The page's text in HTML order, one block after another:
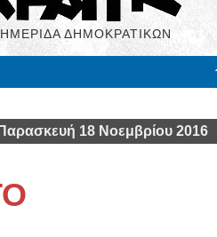
ΔΗΜΟΚΡΑΤΙΚΩΝ
Παρασκευή 18 Νοεμβρίου 2016